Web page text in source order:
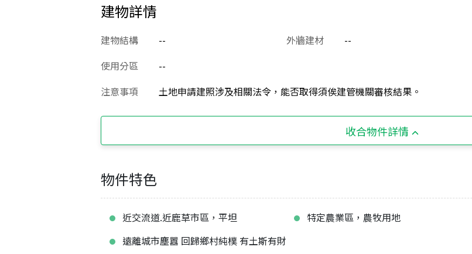
建物詳情
建物結構 -- 外牆建材 --
使用分區
--
注意事項
土地申請建照涉及相關法令，能否取得須俟建管機關審核結果。
收合物件詳情
物件特色
近交流道.近鹿草市區，平坦 特定農業區，農牧用地
遠離城市塵囂 回歸鄉村純樸 有土斯有財